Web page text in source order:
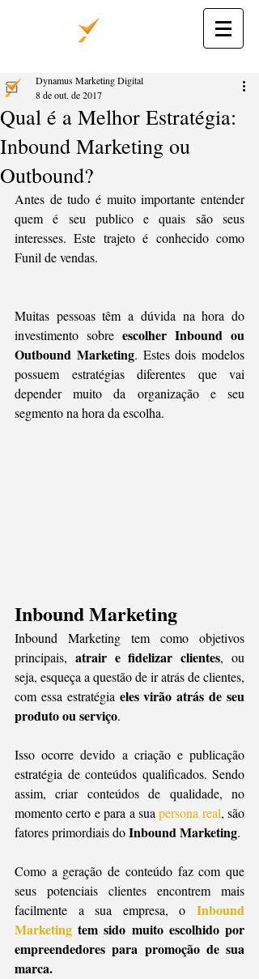
Qual é a Melhor Estratégia:
Inbound Marketing ou
Outbound?
Dynamus Marketing Digital
8 de out. de 2017
Antes de tudo é muito importante entender
quem é seu publico e quais são seus
interesses. Este trajeto é conhecido como
Funil de vendas.
Muitas pessoas têm a dúvida na hora do
investimento sobre escolher Inbound ou
Outbound Marketing. Estes dois modelos
possuem estratégias diferentes que vai
depender muito da organização e seu
segmento na hora da escolha.
Inbound Marketing
Inbound Marketing tem como objetivos
principais, atrair e fidelizar clientes, ou
seja, esqueça a questão de ir atrás de clientes,
com essa estratégia eles virão atrás de seu
produto ou serviço.
Isso ocorre devido a criação e publicação
estratégia de conteúdos qualificados. Sendo
assim, criar conteúdos de qualidade, no
momento certo e para a sua persona real, são
fatores primordiais do Inbound Marketing.
Como a geração de conteúdo faz com que
seus potenciais clientes encontrem mais
facilmente a sua empresa, o Inbound
Marketing tem sido muito escolhido por
empreendedores para promoção de sua
marca.